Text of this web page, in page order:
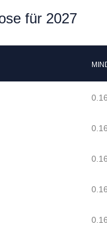
für 2027